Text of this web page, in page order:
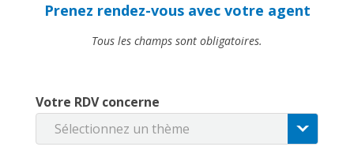
Prenez rendez-vous avec votre agent
Tous les champs sont obligatoires.
Votre RDV concerne
Sélectionnez un thème